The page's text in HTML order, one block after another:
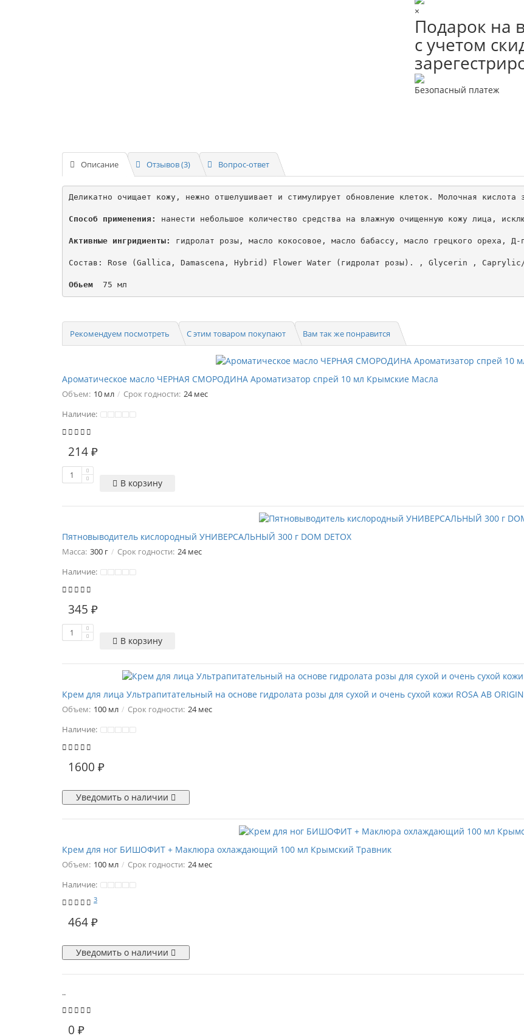
×
Подарок на
с учетом
Безопасный платеж
Описание Отзывов (3) Вопрос-ответ
Деликатно очищает кожу, нежно отшелушивает и стимулирует обновление клеток. Молочная
Способ применения: нанести небольшое количество средства на влажную очищенную кожу лица,
Активные ингридиенты: гидролат розы, масло кокосовое, масло бабассу, масло грецкого ореха,
Состав: Rose (Gallica, Damascena, Hybrid) Flower Water (гидролат розы). , Glycerin ,
Обьем 75 мл
Рекомендуем посмотреть С этим товаром покупают Вам так же понравится
Ароматическое масло ЧЕРНАЯ СМОРОДИНА Ароматизатор спрей 10 мл Крымские Масла
Объем: 10 мл Срок годности: 24 мес
Наличие:
214 ₽
В корзину
Пятновыводитель кислородный УНИВЕРСАЛЬНЫЙ 300 г DOM DETOX
Масса: 300 г Срок годности: 24 мес
Наличие:
345 ₽
В корзину
Крем для лица Ультрапитательный на основе гидролата розы для сухой и очень сухой кожи ROSA AB
Объем: 100 мл Срок годности: 24 мес
Наличие:
1600 ₽
Уведомить о наличии
Крем для ног БИШОФИТ + Маклюра охлаждающий 100 мл Крымский Травник
Объем: 100 мл Срок годности: 24 мес
Наличие:
3
464 ₽
Уведомить о наличии
..
0 ₽